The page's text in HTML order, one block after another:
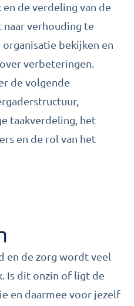
de verdeling van de
naar verhouding te
bekijken en
verbeteringen.
de volgende
taakverdeling, het
en de rol van het
en de zorg wordt veel
Is dit onzin of ligt de
en daarmee voor jezelf